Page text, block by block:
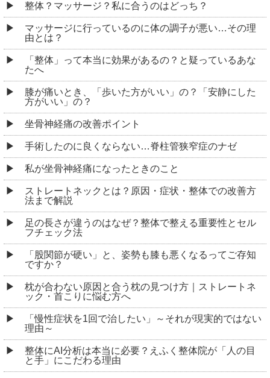
整体？マッサージ？私に合うのはどっち？
マッサージに行っているのに体の調子が悪い…その理
由とは？
「整体」って本当に効果があるの？と疑っているあな
たへ
膝が痛いとき、「歩いた方がいい」の？「安静にした
方がいい」の？
坐骨神経痛の改善ポイント
手術したのに良くならない…脊柱管狭窄症のナゼ
私が坐骨神経痛になったときのこと
ストレートネックとは？原因・症状・整体での改善方
法まで解説
足の長さが違うのはなぜ？整体で整える重要性とセル
フチェック法
「股関節が硬い」と、姿勢も膝も悪くなるってご存知
ですか？
枕が合わない原因と合う枕の見つけ方｜ストレートネ
ック・首こりに悩む方へ
「慢性症状を1回で治したい」～それが現実的ではない
理由～
整体にAI分析は本当に必要？えふく整体院が「人の目
と手」にこだわる理由